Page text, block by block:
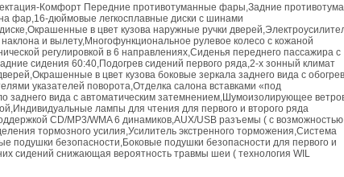
Комфорт Передние противотуманные фары,Задние
фар,16-дюймовые легкосплавные диски с шинами
в цвет кузова наружные ручки
и вылету,Многофункциональное рулевое колесо с кожаной
регулировкой в 6 направлениях,Сиденья переднего пассажира с
сидения 60:40,Подогрев сидений первого ряда,2-х зонный климат
в цвет кузова боковые зеркала заднего вида с
указателей поворота,Отделка салона вставками «под
заднего вида с автоматическим затемнением,Шумоизолирующее
лампы для чтения для первого и второго ряда
CD/MP3/WMA 6 динамиков,AUX/USB разъемы ( с возможностью
тормозного усилия,Усилитель экстренного торможения,Система
подушки безопасности,Боковые подушки безопасности для первого и
сидений снижающая вероятность травмы шеи ( технология WIL